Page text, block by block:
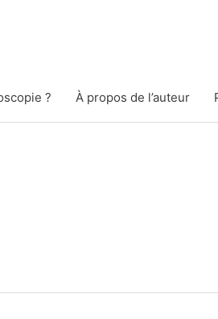
? À propos de l’auteur